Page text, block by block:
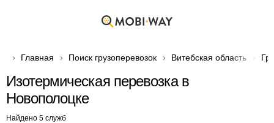
Главная Поиск грузоперевозок Витебская область
Изотермическая перевозка в
Новополоцке
Найдено 5 служб